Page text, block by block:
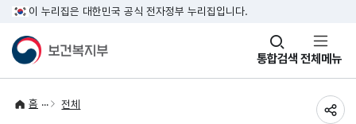
이 누리집은 대한민국 공식 전자정부 누리집입니다.
통합검색
창
열기 전체메뉴
홈 전체